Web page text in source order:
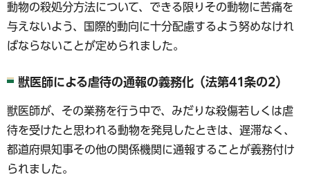
動物の殺処分方法について、できる限りその動物に苦痛を
与えないよう、国際的動向に十分配慮するよう努めなけれ
ばならないことが定められました。
獣医師による虐待の通報の義務化（法第41条の2）
獣医師が、その業務を行う中で、みだりな殺傷若しくは虐
待を受けたと思われる動物を発見したときは、遅滞なく、
都道府県知事その他の関係機関に通報することが義務付け
られました。